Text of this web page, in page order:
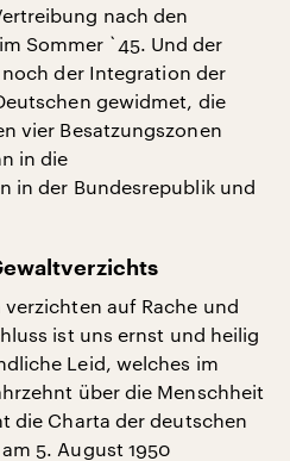
nach den
Sommer `45. Und der
der Integration der
gewidmet, die
vier Besatzungszonen
in die
in der Bundesrepublik und
auf Rache und
ist uns ernst und heilig
Leid, welches im
über die Menschheit
die Charta der deutschen
5. August 1950